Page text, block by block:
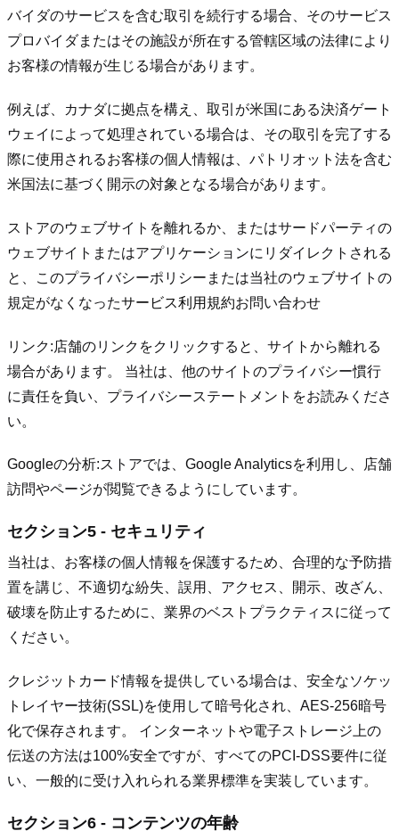
バイダのサービスを含む取引を続行する場合、そのサービス
プロバイダまたはその施設が所在する管轄区域の法律により
お客様の情報が生じる場合があります。
例えば、カナダに拠点を構え、取引が米国にある決済ゲート
ウェイによって処理されている場合は、その取引を完了する
際に使用されるお客様の個人情報は、パトリオット法を含む
米国法に基づく開示の対象となる場合があります。
ストアのウェブサイトを離れるか、またはサードパーティの
ウェブサイトまたはアプリケーションにリダイレクトされる
と、このプライバシーポリシーまたは当社のウェブサイトの
規定がなくなったサービス利用規約お問い合わせ
リンク:店舗のリンクをクリックすると、サイトから離れる
場合があります。 当社は、他のサイトのプライバシー慣行
に責任を負い、プライバシーステートメントをお読みくださ
い。
Googleの分析:ストアでは、Google Analyticsを利用し、店舗
訪問やページが閲覧できるようにしています。
セクション5 - セキュリティ
当社は、お客様の個人情報を保護するため、合理的な予防措
置を講じ、不適切な紛失、誤用、アクセス、開示、改ざん、
破壊を防止するために、業界のベストプラクティスに従って
ください。
クレジットカード情報を提供している場合は、安全なソケッ
トレイヤー技術(SSL)を使用して暗号化され、AES-256暗号
化で保存されます。 インターネットや電子ストレージ上の
伝送の方法は100%安全ですが、すべてのPCI-DSS要件に従
い、一般的に受け入れられる業界標準を実装しています。
セクション6 - コンテンツの年齢